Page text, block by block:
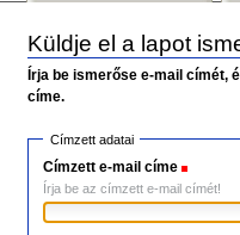
Küldje el a lapot
Írja be ismerőse e-mail címét,
címe.
Címzett adatai
Címzett e-mail címe
Írja be az címzett e-mail címét!